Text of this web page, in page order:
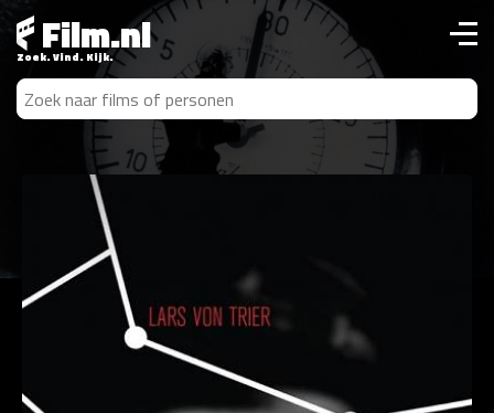
Film.nl
Zoek. Vind. Kijk.